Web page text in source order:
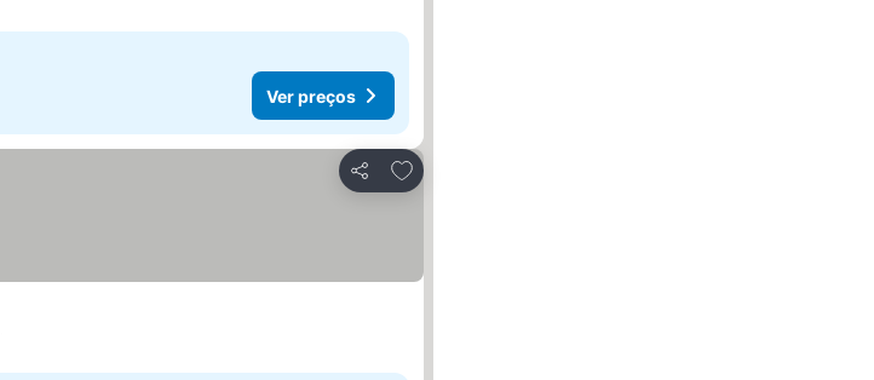
Ver preços
Partilhar
Adicionar aos favoritos